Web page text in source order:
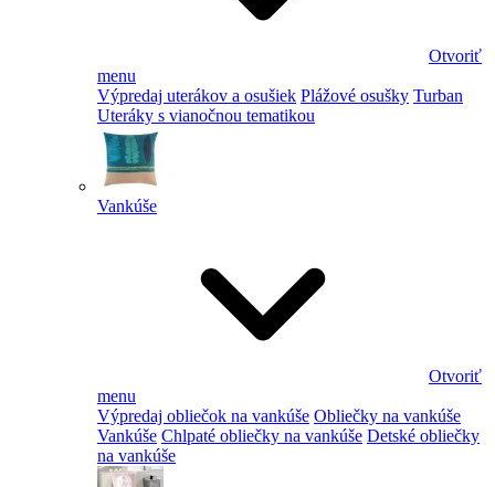
Otvoriť
menu
Výpredaj uterákov a osušiek Plážové osušky Turban
Uteráky s vianočnou tematikou
Vankúše
Otvoriť
menu
Výpredaj obliečok na vankúše Obliečky na vankúše
Vankúše Chlpaté obliečky na vankúše Detské obliečky
na vankúše